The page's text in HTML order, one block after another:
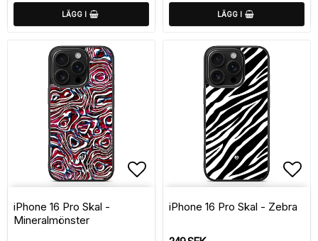
LÄGG I LÄGG I
Lägg till i favoritlistan
iPhone 16 Pro Skal -
Mineralmönster
iPhone 16 Pro Skal - Zebra